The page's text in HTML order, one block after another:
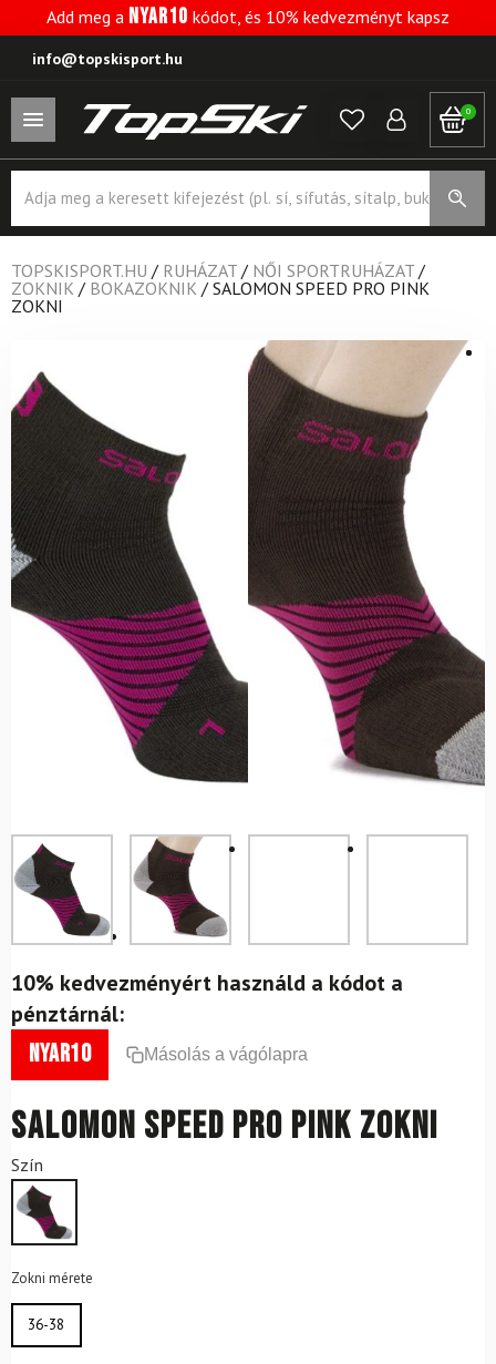
Add meg a NYAR10 kódot, és 10% kedvezményt kapsz
info@topskisport.hu
0
search
TOPSKISPORT.HU / RUHÁZAT / NŐI SPORTRUHÁZAT /
ZOKNIK / BOKAZOKNIK / SALOMON SPEED PRO PINK
ZOKNI
10% kedvezményért használd a kódot a
pénztárnál:
nyar10 Másolás a vágólapra
SALOMON Speed Pro Pink zokni
Szín
Zokni mérete
36-38